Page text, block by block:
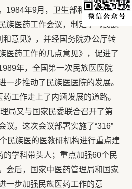
1984年9月，卫生部和国家民委
族医药工作会议，制定了《民族
和意见》，并经国务院办公厅转
医药工作的几点意见》，促进了
年，全国第一次民族医医院
一步推动了民族医医院的发展。
工作走上了内涵发展的道路。
局又与国家民委联合召开了第
议。这次会议部署实施了“316”
民族医的医教研机构进行重点建
的学科带头人；重点加强60个民
会后，国家中医药管理局和国家
一步加强民族医药工作的意